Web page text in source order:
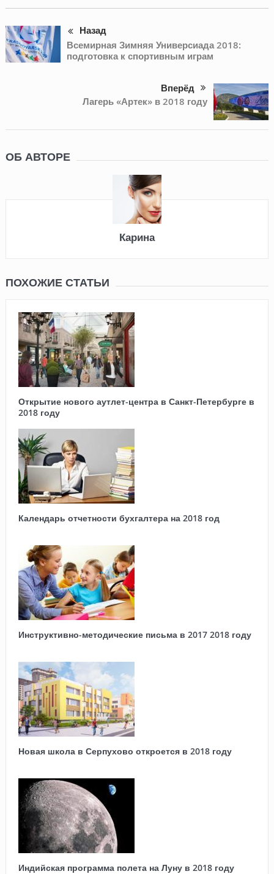
Назад
Всемирная Зимняя Универсиада 2018:
подготовка к спортивным играм
Вперёд
Лагерь «Артек» в 2018 году
ОБ АВТОРЕ
Карина
ПОХОЖИЕ СТАТЬИ
Открытие нового аутлет-центра в Санкт-Петербурге в
2018 году
Календарь отчетности бухгалтера на 2018 год
Инструктивно-методические письма в 2017 2018 году
Новая школа в Серпухово откроется в 2018 году
Индийская программа полета на Луну в 2018 году